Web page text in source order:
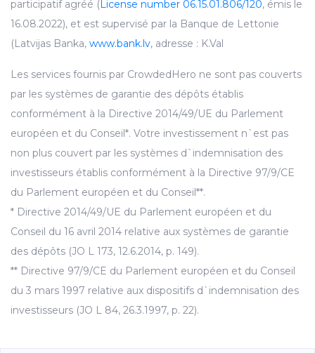
participatif agréé (License number 06.15.01.806/120, émis le
16.08.2022), et est supervisé par la Banque de Lettonie
(Latvijas Banka, www.bank.lv, adresse : K.Val
Les services fournis par CrowdedHero ne sont pas couverts
par les systèmes de garantie des dépôts établis
conformément à la Directive 2014/49/UE du Parlement
européen et du Conseil*. Votre investissement n`est pas
non plus couvert par les systèmes d`indemnisation des
investisseurs établis conformément à la Directive 97/9/CE
du Parlement européen et du Conseil**.
* Directive 2014/49/UE du Parlement européen et du
Conseil du 16 avril 2014 relative aux systèmes de garantie
des dépôts (JO L 173, 12.6.2014, p. 149).
** Directive 97/9/CE du Parlement européen et du Conseil
du 3 mars 1997 relative aux dispositifs d`indemnisation des
investisseurs (JO L 84, 26.3.1997, p. 22).